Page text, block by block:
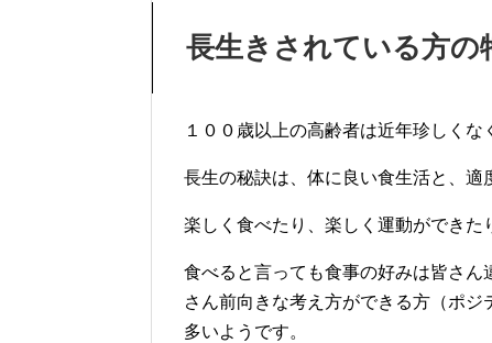
長生きされている方の
１００歳以上の高齢者は近年珍しくな
長生の秘訣は、体に良い食生活と、適
楽しく食べたり、楽しく運動ができた
食べると言っても食事の好みは皆さ
さん前向きな考え方ができる方（ポ
多いようです。